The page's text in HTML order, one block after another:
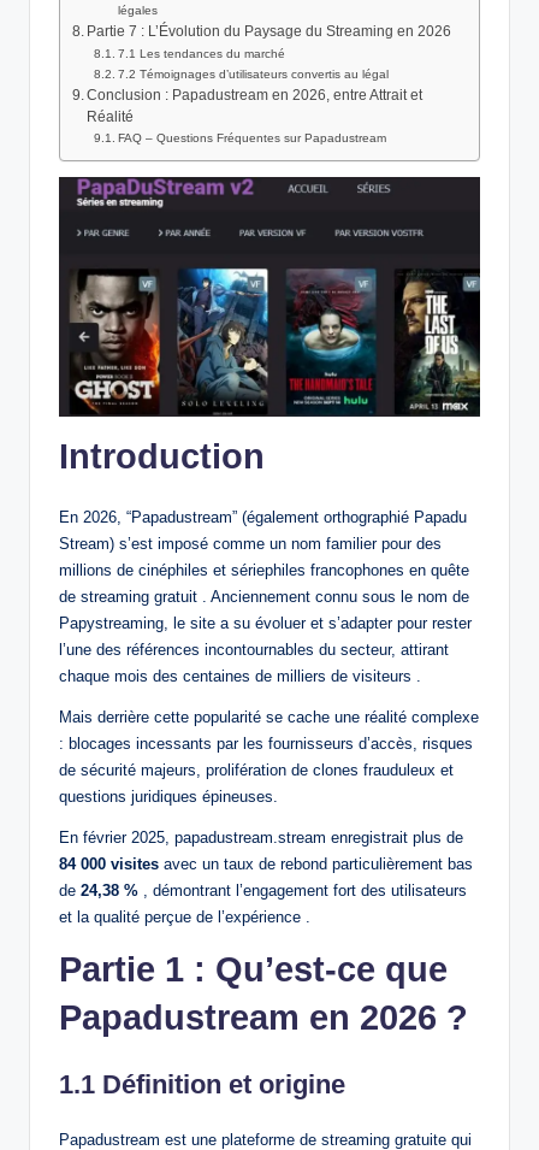
légales
Partie 7 : L’Évolution du Paysage du Streaming en 2026
7.1 Les tendances du marché
7.2 Témoignages d’utilisateurs convertis au légal
Conclusion : Papadustream en 2026, entre Attrait et
Réalité
FAQ – Questions Fréquentes sur Papadustream
Introduction
En 2026, “Papadustream” (également orthographié Papadu
Stream) s’est imposé comme un nom familier pour des
millions de cinéphiles et sériephiles francophones en quête
de streaming gratuit . Anciennement connu sous le nom de
Papystreaming, le site a su évoluer et s’adapter pour rester
l’une des références incontournables du secteur, attirant
chaque mois des centaines de milliers de visiteurs .
Mais derrière cette popularité se cache une réalité complexe
: blocages incessants par les fournisseurs d’accès, risques
de sécurité majeurs, prolifération de clones frauduleux et
questions juridiques épineuses.
En février 2025, papadustream.stream enregistrait plus de
84 000 visites avec un taux de rebond particulièrement bas
de 24,38 % , démontrant l’engagement fort des utilisateurs
et la qualité perçue de l’expérience .
Partie 1 : Qu’est-ce que
Papadustream en 2026 ?
1.1 Définition et origine
Papadustream est une plateforme de streaming gratuite qui